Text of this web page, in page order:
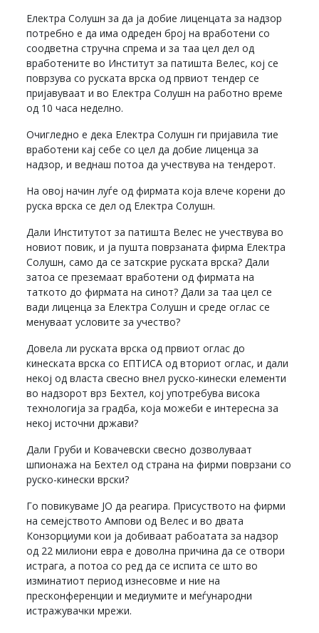
Електра Солушн за да ја добие лиценцата за надзор
потребно е да има одреден број на вработени со
соодветна стручна спрема и за таа цел дел од
вработените во Институт за патишта Велес, кој се
поврзува со руската врска од првиот тендер се
пријавуваат и во Електра Солушн на работно време
од 10 часа неделно.
Очигледно е дека Електра Солушн ги пријавила тие
вработени кај себе со цел да добие лиценца за
надзор, и веднаш потоа да учествува на тендерот.
На овој начин луѓе од фирмата која влече корени до
руска врска се дел од Електра Солушн.
Дали Институтот за патишта Велес не учествува во
новиот повик, и ја пушта поврзаната фирма Електра
Солушн, само да се затскрие руската врска? Дали
затоа се преземаат вработени од фирмата на
таткото до фирмата на синот? Дали за таа цел се
вади лиценца за Електра Солушн и среде оглас се
менуваат условите за учество?
Довела ли руската врска од првиот оглас до
кинеската врска со ЕПТИСА од вториот оглас, и дали
некој од власта свесно внел руско-кинески елементи
во надзорот врз Бехтел, кој употребува висока
технологија за градба, која можеби е интересна за
некој источни држави?
Дали Груби и Ковачевски свесно дозволуваат
шпионажа на Бехтел од страна на фирми поврзани со
руско-кинески врски?
Го повикуваме ЈО да реагира. Присуството на фирми
на семејството Ампови од Велес и во двата
Конзорциуми кои ја добиваат рабоатата за надзор
од 22 милиони евра е доволна причина да се отвори
истрага, а потоа со ред да се испита се што во
изминатиот период изнесовме и ние на
пресконференции и медиумите и меѓународни
истражувачки мрежи.